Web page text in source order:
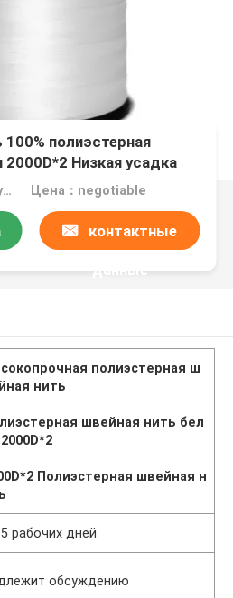
полиэстерная
Низкая усадка
MOQ：Подлежит обсуждению Цена：negotiable
контактные
данные
полиэстерная ш
нить
швейная нить бел
Полиэстерная швейная н
рабочих дней
обсуждению